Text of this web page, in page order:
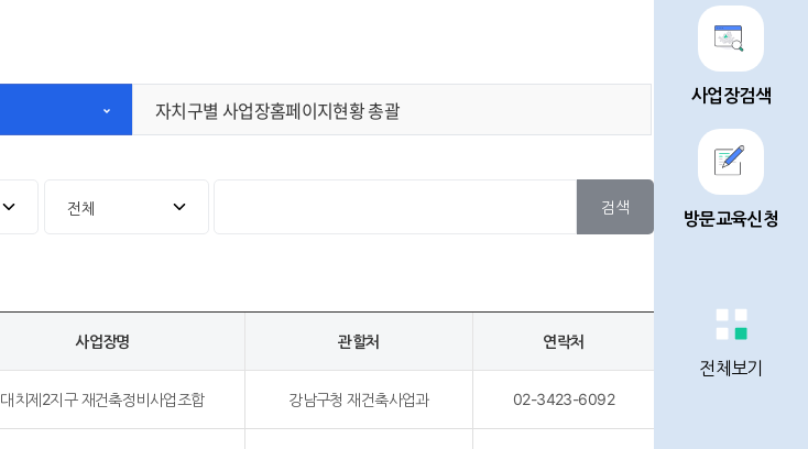
자치구별 사업장홈페이지현황 총괄
검색
사업장명 관할처 연락처
대치제2지구 재건축정비사업조합 강남구청 재건축사업과 02-3423-6092
사업장검색
방문교육신청
정비사업
통계
전체보기